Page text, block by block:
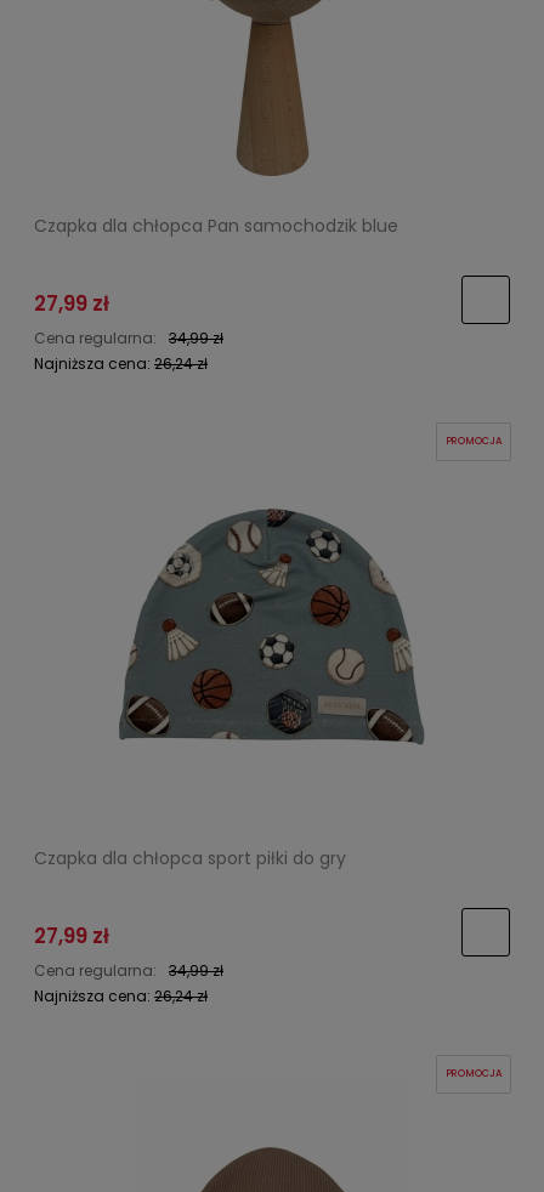
Czapka dla chłopca Pan samochodzik blue
27,99 zł
Cena regularna:
34,99 zł
Najniższa cena: 26,24 zł
Czapka dla chłopca sport piłki do gry
27,99 zł
Cena regularna:
34,99 zł
Najniższa cena: 26,24 zł
PROMOCJA
PROMOCJA